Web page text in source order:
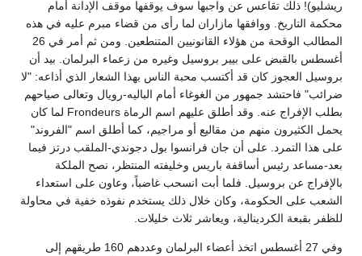
ريشليو)! ذلك تقاعس عن واجبها سوف يوقفها موقف الإدانة أمام
محكمة التاريخ. ووافقها مازاران لما رأى من قضاء مبرم عليه في هذه
المطالب الوقحة من هؤلاء القانونيين المتنطعين. ومن ثم أمر في 26
أغسطس بالقبض على بيير بروسيل وغيره من زعماء البرلمان. بيد أن
بروسيل العجوز كان قد أكتسب محبة الناس بهذا الشعار الذي أذاعه: "لا
ضرائب" فاحتشد جمهور من الغوغاء أمام الباليه-رويال وتعالى صياحهم
بطلب الإفراج عنه. وقد أطلق عليهم اسم الرماة Frondeurs لما كان
يحمل الكثيرون منهم من مقاليع أو مراجيم، كما أطلق اسم "الفروند"
على هذا التمرد. على أن جان فرانسوا بول دجوندي-الملقب درتز فيما
بعد-مساعد رئيس أساقفة باريس وخليفته المنتظر، نصح الملكة
بالإفراج عن بروسيل. فلما أبت انسحب غاضباً، وعاون على استعداء
الشعب على الحكومة، وكان خلال ذلك يستخدم نفوذه خفية في محاولة
للظفر بقبعة الكردينالية، ويعاشر ثلاث خليلات.
وفي 27 أغسطس اتخذ أعضاء البرلمان وعددهم 160 طريقهم إلى